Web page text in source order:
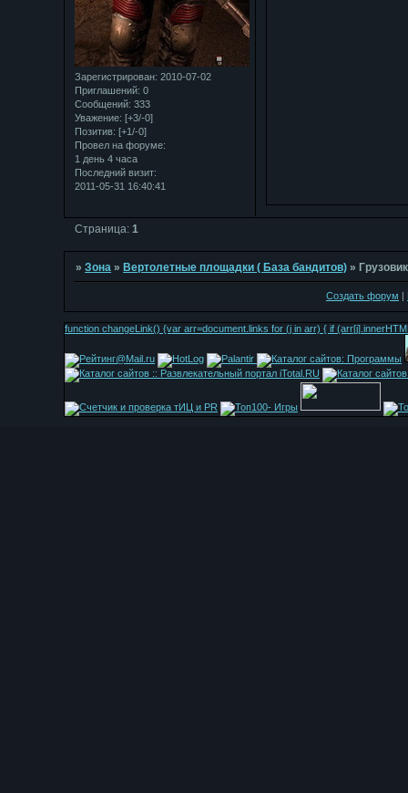
Зарегистрирован: 2010-07-02
Приглашений: 0
Сообщений: 333
Уважение: [+3/-0]
Позитив: [+1/-0]
Провел на форуме:
1 день 4 часа
Последний визит:
2011-05-31 16:40:41
Страница:1
»Зона » Вертолетные площадки ( База бандитов) » Грузовик
Создать форум
function changeLink() {var arr=document.links for (j in arr) { if